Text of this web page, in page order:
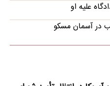
علیه او
در آسمان مسکو